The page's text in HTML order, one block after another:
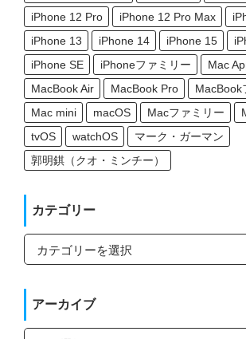
iPhone 12 Pro
iPhone 12 Pro Max
iPhone 13
iPhone 14 iPhone 15
iPhone SE
iPhoneファミリー
Mac
MacBook Air
MacBook Pro
MacBook
Mac mini
macOS Macファミリー
tvOS
watchOS
マーク・ガーマン
郭明錤（クオ・ミンチー）
カテゴリー
カ
ゴ
ー
アーカイブ
ア